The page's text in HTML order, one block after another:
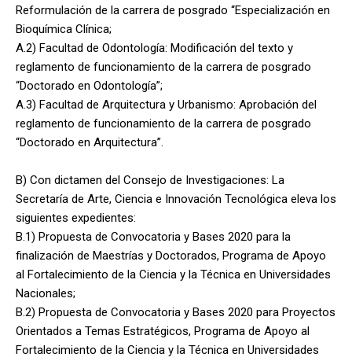
Reformulación de la carrera de posgrado “Especialización en
Bioquímica Clínica;
A.2) Facultad de Odontología: Modificación del texto y
reglamento de funcionamiento de la carrera de posgrado
“Doctorado en Odontología”;
A.3) Facultad de Arquitectura y Urbanismo: Aprobación del
reglamento de funcionamiento de la carrera de posgrado
“Doctorado en Arquitectura”.
B) Con dictamen del Consejo de Investigaciones: La
Secretaría de Arte, Ciencia e Innovación Tecnológica eleva los
siguientes expedientes:
B.1) Propuesta de Convocatoria y Bases 2020 para la
finalización de Maestrías y Doctorados, Programa de Apoyo
al Fortalecimiento de la Ciencia y la Técnica en Universidades
Nacionales;
B.2) Propuesta de Convocatoria y Bases 2020 para Proyectos
Orientados a Temas Estratégicos, Programa de Apoyo al
Fortalecimiento de la Ciencia y la Técnica en Universidades